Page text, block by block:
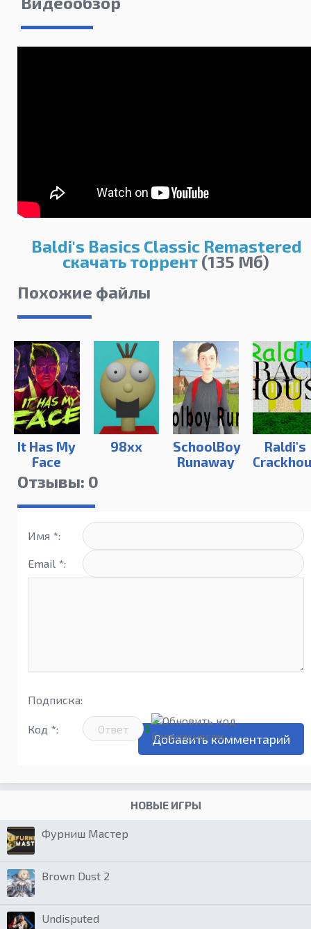
Baldi's Basics Classic Remastered
скачать торрент (135 Мб)
Похожие файлы
It Has My
Face
98xx
SchoolBoy
Runaway
Raldi's
Отзывы: 0
Имя *:
Email *:
Подписка:
Код *:
НОВЫЕ ИГРЫ
Фурниш Мастер
Brown Dust 2
Undisputed